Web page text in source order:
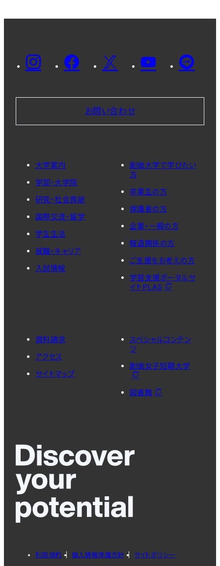
お問い合わせ
大学案内
学部・大学院
研究・社会貢献
国際交流・留学
学生生活
就職・キャリア
入試情報
創価大学で学びたい
方
卒業生の方
保護者の方
企業・一般の方
報道関係の方
ご支援をお考えの方
学習支援ポータルサ
イトPLAS
資料請求
アクセス
サイトマップ
スペシャルコンテン
ツ
創価女子短期大学
図書館
利用規約 個人情報保護方針 サイトポリシー